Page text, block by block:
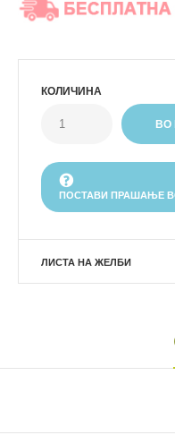
КОЛИЧИНА
ПОСТАВИ ПРАШАЊЕ
ЛИСТА НА ЖЕЛБИ